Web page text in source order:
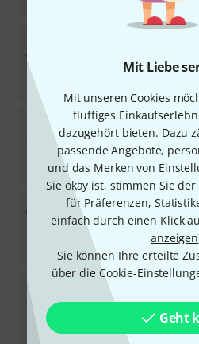
Mit Liebe
Mit unseren Cookies
fluffiges
dazugehört bieten. Dazu
passende Angebote,
und das Merken von
Sie okay ist, stimmen Sie
für Präferenzen,
einfach durch einen Klick
anzeigen
Sie können Ihre erteilte
über die Cookie-
Geht
Sofort lieferbar
Kolberg226 20 x 600
2
Sofort lieferbar
59 €
Kolberg224 20 x 450
1
Sofort lieferbar
54 €
Kolberg
5
Sofort lieferbar
14€